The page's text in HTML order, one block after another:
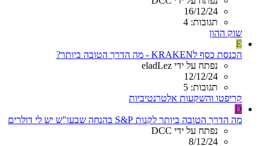
16/12/24
תגובות: 4
שוק ההון
E
הכנסת כסף לKRAKEN - מה הדרך הטובה ביותר?
נפתח על ידי eladLez
12/12/24
תגובות: 5
קריפטו והשקעות אלטרנטיביות
D
מה הדרך הטובה ביותר לקנות S&P בהנחה שבעו"ש יש לי דולרים
נפתח על ידי DCC
8/12/24